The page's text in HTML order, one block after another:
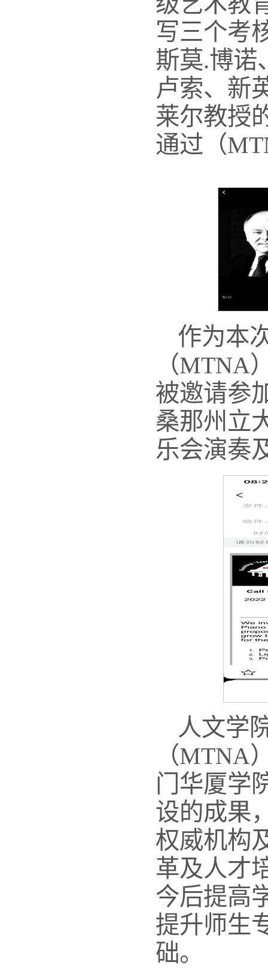
写三个考
斯莫.博诺
卢索、新
莱尔教授
通过（
作为本
（MTNA
被邀请参
桑那州立
乐会演奏
人文学
（MTNA
门华厦学
设的成果
权威机构
革及人才
今后提高
提升师生
础。